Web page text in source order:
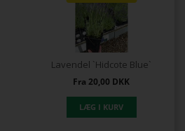
Lavendel `Hidcote Blue`
Fra 20,00 DKK